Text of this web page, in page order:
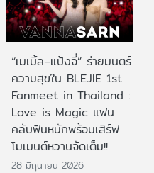
“เมเบิ้ล–แป้งจี่” ร่ายมนตร์
ความสุขใน BLEJIE 1st
Fanmeet in Thailand :
Love is Magic แฟน
คลับฟินหนักพร้อมเสิร์ฟ
โมเมนต์หวานจัดเต็ม!!
28 มิถุนายน 2026